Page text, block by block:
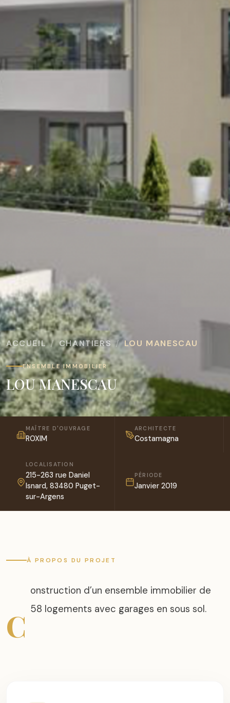
ACCUEIL CHANTIERS LOU MANESCAU
ENSEMBLE IMMOBILIER
LOU MANESCAU
MAÎTRE D'OUVRAGE
ROXIM
ARCHITECTE
Costamagna
LOCALISATION
215-263 rue Daniel
Isnard, 83480 Puget-
sur-Argens
PÉRIODE
Janvier 2019
À PROPOS DU PROJET
C
onstruction d’un ensemble immobilier de